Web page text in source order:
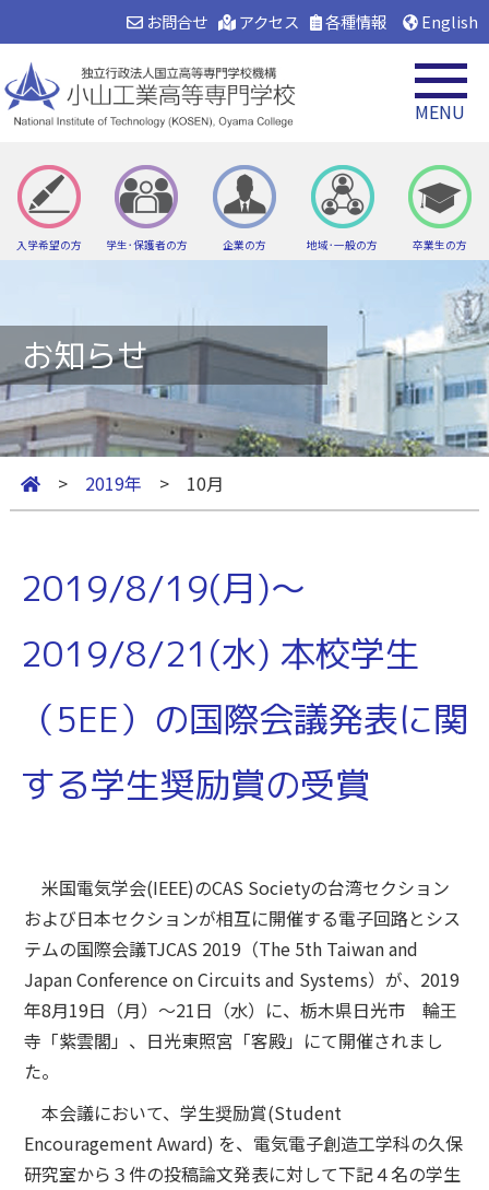
English
各種情報
アクセス
お問合せ
入学希望の方 学生･保護者の方 企業の方 地域･一般の方 卒業生の方
MENU
お知らせ
> 2019年 > 10月
2019/8/19(月)～
2019/8/21(水) 本校学生
（5EE）の国際会議発表に関
する学生奨励賞の受賞
米国電気学会(IEEE)のCAS Societyの台湾セクション
および日本セクションが相互に開催する電子回路とシス
テムの国際会議TJCAS 2019（The 5th Taiwan and
Japan Conference on Circuits and Systems）が、2019
年8月19日（月）～21日（水）に、栃木県日光市 輪王
寺「紫雲閣」、日光東照宮「客殿」にて開催されまし
た。
本会議において、学生奨励賞(Student
Encouragement Award) を、電気電子創造工学科の久保
研究室から３件の投稿論文発表に対して下記４名の学生